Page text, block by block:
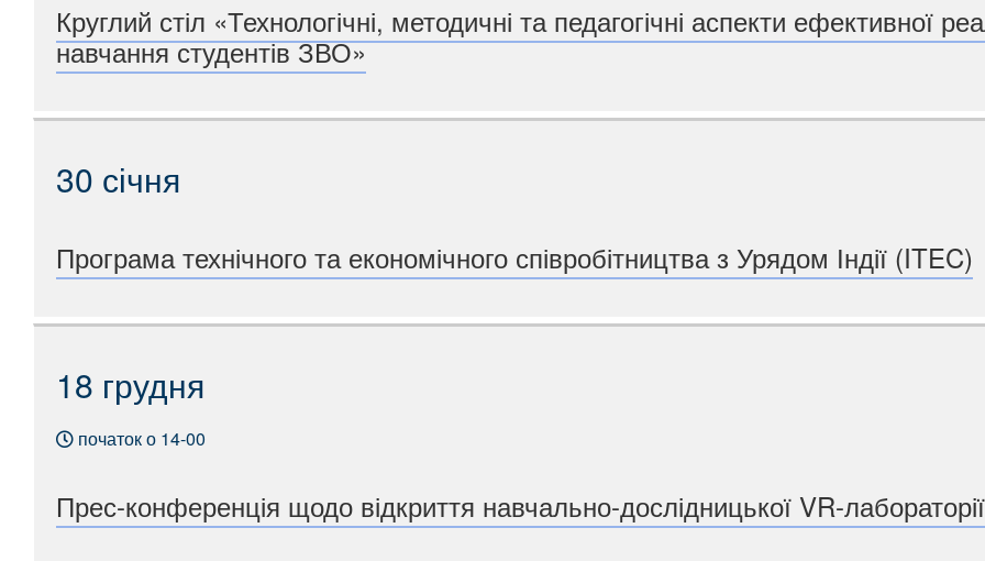
Круглий стіл «Технологічні, методичні та педагогічні аспекти ефективної
навчання студентів ЗВО»
30 січня
Програма технічного та економічного співробітництва з Урядом Індії (ITEC)
18 грудня
початок о 14-00
Прес-конференція щодо відкриття навчально-дослідницької VR-лабораторії